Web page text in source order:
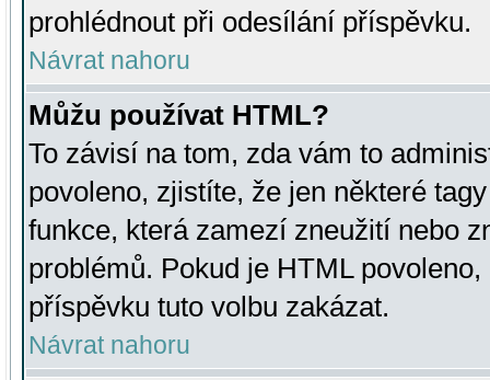
prohlédnout při odesílání příspěvku.
Návrat nahoru
Můžu používat HTML?
To závisí na tom, zda vám to
povoleno, zjistíte, že jen některé
funkce, která zamezí zneužití nebo
problémů. Pokud je HTML
příspěvku tuto volbu zakázat.
Návrat nahoru